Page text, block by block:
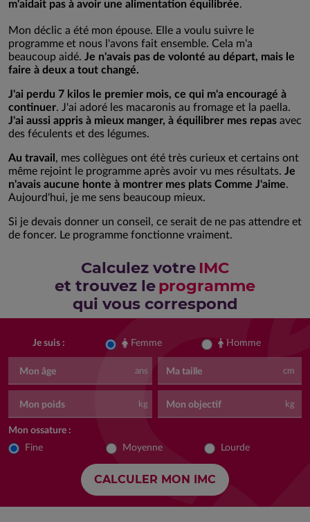
m'aidait pas à avoir une alimentation équilibrée.
Mon déclic a été mon épouse. Elle a voulu suivre le
programme et nous l'avons fait ensemble. Cela m'a
beaucoup aidé. Je n'avais pas de volonté au départ, mais le
faire à deux a tout changé.
J'ai perdu 7 kilos le premier mois, ce qui m'a encouragé à
continuer. J'ai adoré les macaronis au fromage et la paella.
J'ai aussi appris à mieux manger, à équilibrer mes repas avec
des féculents et des légumes.
Au travail , mes collègues ont été très curieux et certains ont
même rejoint le programme après avoir vu mes résultats. Je
n'avais aucune honte à montrer mes plats Comme J'aime.
Aujourd'hui, je me sens beaucoup mieux.
Si je devais donner un conseil, ce serait de ne pas attendre et
de foncer. Le programme fonctionne vraiment.
Calculez votre IMC
et trouvez leprogramme
qui vous correspond
Je suis : Femme Homme
Mon âge ans Ma taille cm
Mon poids kg Mon objectif kg
Mon ossature :
Fine Moyenne Lourde